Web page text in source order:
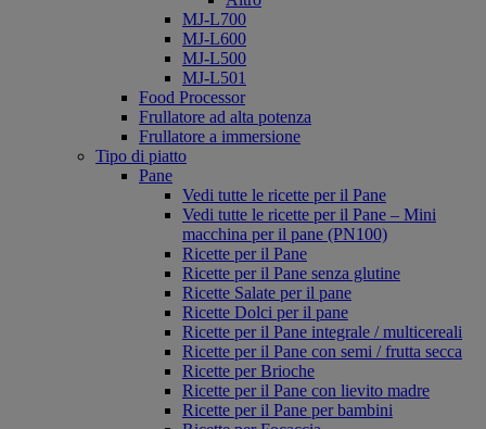
MJ-L700
MJ-L600
MJ-L500
MJ-L501
Food Processor
Frullatore ad alta potenza
Frullatore a immersione
Tipo di piatto
Pane
Vedi tutte le ricette per il Pane
Vedi tutte le ricette per il Pane – Mini
macchina per il pane (PN100)
Ricette per il Pane
Ricette per il Pane senza glutine
Ricette Salate per il pane
Ricette Dolci per il pane
Ricette per il Pane integrale / multicereali
Ricette per il Pane con semi / frutta secca
Ricette per Brioche
Ricette per il Pane con lievito madre
Ricette per il Pane per bambini